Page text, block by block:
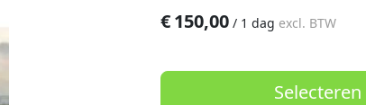
€150,00 / 1 dag excl. BTW
Selecteren